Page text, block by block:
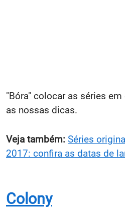
"Bóra" colocar as séries
as nossas dicas.
Veja também: Séries
2017: confira as datas de
Colony